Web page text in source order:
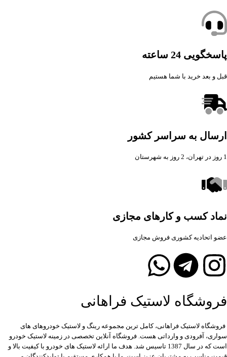
پاسخگویی 24 ساعته
قبل و بعد خرید با شما هستیم
ارسال به سراسر کشور
1 روز در تهران، 2 روز به شهرستان
نماد کسب و کارهای مجازی
عضو اتحادیه کشوری فروش مجازی
فروشگاه لاستیک فراهانی
فروشگاه لاستیک فراهانی، کامل ترین مجموعه رینگ و لاستیک خودروهای های
سواری، آفرودی و وارداتی هست. فروشگاه آنلاین تخصصی در زمینه لاستیک خودرو
است که در سال 1387 تاسیس شد. هدف ما ارائه لاستیک های خودرو با کیفیت بالا و